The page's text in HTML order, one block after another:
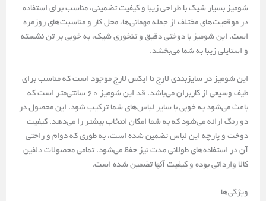
شومیز بسیار شیک با طراحی زیبا و کیفیت تضمینی، مناسب برای استفاده
در موقعیت‌های مختلف از جمله مهمانی‌ها، محل کار و مناسبت‌های روزمره
است. این شومیز با دوختی دقیق و تنخوری شیک، به خوبی بر تن نشسته
و استایلی زیبا به شما می‌بخشد.
این شومیز در سایزبندی لارج تا ایکس لارج موجود است که مناسب برای
طیف وسیعی از کاربران می‌باشد. قد این شومیز 60 سانتی‌متر است که
باعث می‌شود به خوبی با سایر لباس‌های شما ترکیب شود. این محصول در
دو رنگ ارائه می‌شود که به شما امکان انتخاب بیشتر را می‌دهد. کیفیت
دوخت و پارچه این لباس تضمین شده است، به طوری که دوام و راحتی
آن در استفاده‌های طولانی مدت نیز حفظ می‌شود. تمامی محصولات دلفین
کالا وارداتی بوده و کیفیت آنها تضمین شده است.
ویژگی‌ها